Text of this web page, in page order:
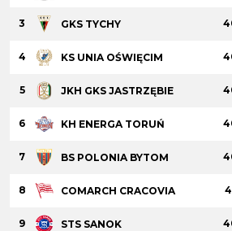
3 GKS TYCHY
4 KS UNIA OŚWIĘCIM
5 JKH GKS JASTRZĘBIE
6 KH ENERGA TORUŃ
7 BS POLONIA BYTOM
8 COMARCH CRACOVIA
9 STS SANOK